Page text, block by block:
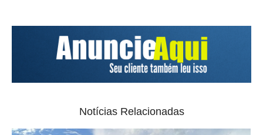
Notícias Relacionadas